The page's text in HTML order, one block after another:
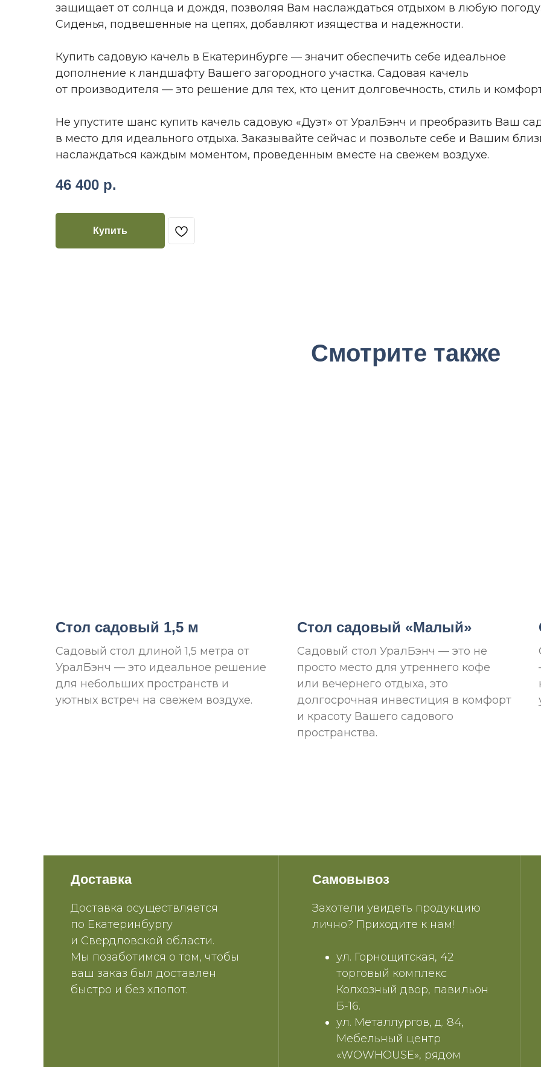
защищает от солнца и дождя, позволяя Вам наслаждаться отдыхом в любую погоду.
Сиденья, подвешенные на цепях, добавляют изящества и надежности.
Купить садовую качель в Екатеринбурге — значит обеспечить себе идеальное
дополнение к ландшафту Вашего загородного участка. Садовая качель
от производителя — это решение для тех, кто ценит долговечность, стиль и
Не упустите шанс купить качель садовую «Дуэт» от УралБэнч и преобразить Ваш
в место для идеального отдыха. Заказывайте сейчас и позвольте себе и Вашим
наслаждаться каждым моментом, проведенным вместе на свежем воздухе.
46 400 р.
Купить
Смотрите также
Стол садовый 1,5 м
Садовый стол длиной 1,5 метра от
УралБэнч — это идеальное решение
для небольших пространств и
уютных встреч на свежем воздухе.
Стол садовый «Малый»
Садовый стол УралБэнч — это не
просто место для утреннего кофе
или вечернего отдыха, это
долгосрочная инвестиция в комфорт
и красоту Вашего садового
пространства.
Доставка
Доставка осуществляется
по Екатеринбургу
и Свердловской области.
Мы позаботимся о том, чтобы
ваш заказ был доставлен
быстро и без хлопот.
Самовывоз
Захотели увидеть продукцию
лично? Приходите к нам!
ул. Горнощитская, 42
торговый комплекс
Колхозный двор, павильон
Б-16.
ул. Металлургов, д. 84,
Мебельный центр
«WOWHOUSE», рядом